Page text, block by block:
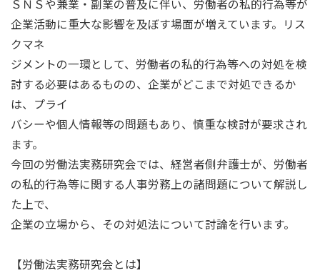
ＳＮＳや兼業・副業の普及に伴い、労働者の私的行為等が
企業活動に重大な影響を及ぼす場面が増えています。リス
クマネ
ジメントの一環として、労働者の私的行為等への対処を検
討する必要はあるものの、企業がどこまで対処できるか
は、プライ
バシーや個人情報等の問題もあり、慎重な検討が要求され
ます。
今回の労働法実務研究会では、経営者側弁護士が、労働者
の私的行為等に関する人事労務上の諸問題について解説し
た上で、
企業の立場から、その対処法について討論を行います。
【労働法実務研究会とは】